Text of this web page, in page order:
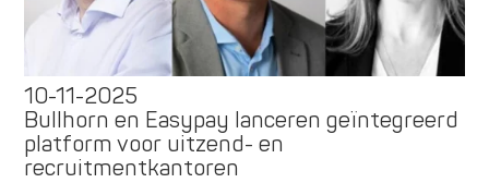
10-11-2025
Bullhorn en Easypay lanceren geïntegreerd
platform voor uitzend- en
recruitmentkantoren